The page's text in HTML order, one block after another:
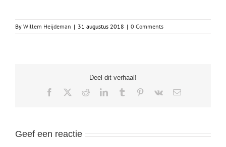
By Willem Heijdeman | 31 augustus 2018 | 0 Comments
Deel dit verhaal!
Facebook RedditLinkedInTumblr Pinterest
Vk Email
Geef een reactie